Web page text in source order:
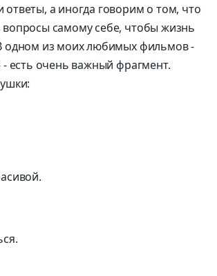
ответы, а иногда говорим о том, что
вопросы самому себе, чтобы жизнь
одном из моих любимых фильмов -
- есть очень важный фрагмент.